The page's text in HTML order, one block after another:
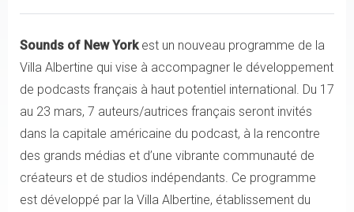
Sounds of New Yorkest un nouveau programme de la
Villa Albertine qui vise à accompagner le développement
de podcasts français à haut potentiel international. Du 17
au 23 mars, 7 auteurs/autrices français seront invités
dans la capitale américaine du podcast, à la rencontre
des grands médias et d’une vibrante communauté de
créateurs et de studios indépendants. Ce programme
est développé par la Villa Albertine, établissement du